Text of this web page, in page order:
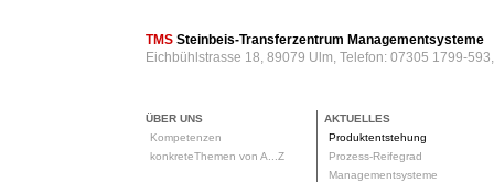
TMS Steinbeis-Transferzentrum Managementsysteme
Eichbühlstrasse 18, 89079 Ulm, Telefon: 07305 1799-
ÜBER UNS
Kompetenzen
konkreteThemen von A...Z
AKTUELLES
Produktentstehung
Prozess-Reifegrad
Managementsysteme